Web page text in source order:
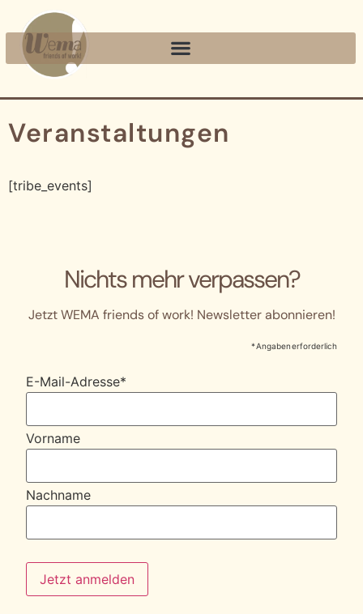
Veranstaltungen
[tribe_events]
Nichts mehr verpassen?
Jetzt WEMA friends of work! Newsletter abonnieren!
* Angaben erforderlich
E-Mail-Adresse*
Vorname
Nachname